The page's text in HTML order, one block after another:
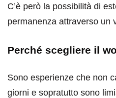
C’è però la possibilità di
permanenza attraverso un
Perché scegliere il
Sono esperienze che non
giorni e sopratutto sono